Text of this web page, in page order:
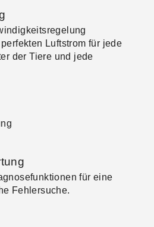
Luftstrom für jede
der Tiere und jede
für eine
Fehlersuche.